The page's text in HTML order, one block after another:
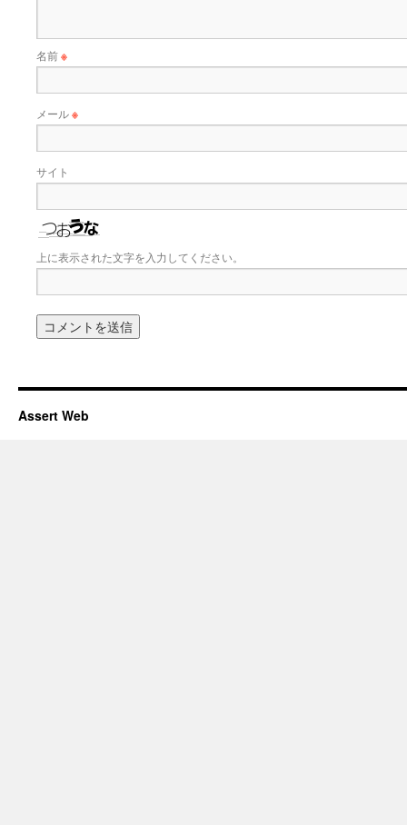
名前※
メール※
サイト
上に表示された文字を入力してください。
Assert Web